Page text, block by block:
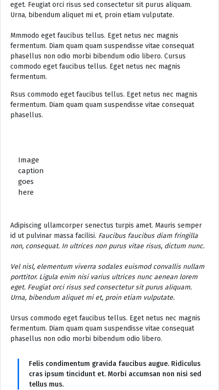
eget. Feugiat orci risus sed consectetur sit purus aliquam.
Urna, bibendum aliquet mi et, proin etiam vulputate.
Mmmodo eget faucibus tellus. Eget netus nec magnis
fermentum. Diam quam quam suspendisse vitae consequat
phasellus non odio morbi bibendum odio libero. Cursus
commodo eget faucibus tellus. Eget netus nec magnis
fermentum.
Rsus commodo eget faucibus tellus. Eget netus nec magnis
fermentum. Diam quam quam suspendisse vitae consequat
phasellus.
Image
caption
goes
here
Adipiscing ullamcorper senectus turpis amet. Mauris semper
id ut pulvinar massa facilisi. Faucibus faucibus diam fringilla
non, consequat. In ultrices non purus vitae risus, dictum nunc.
Vel nisl, elementum viverra sodales euismod convallis nullam
porttitor. Ligula enim nisi varius ultrices nunc aenean lorem
eget. Feugiat orci risus sed consectetur sit purus aliquam.
Urna, bibendum aliquet mi et, proin etiam vulputate.
Ursus commodo eget faucibus tellus. Eget netus nec magnis
fermentum. Diam quam quam suspendisse vitae consequat
phasellus non odio morbi bibendum odio libero.
Felis condimentum gravida faucibus augue. Ridiculus
cras ipsum tincidunt et. Morbi accumsan non nisi sed
tellus mus.